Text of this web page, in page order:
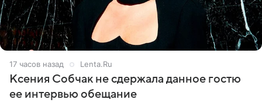
17 часов назад Lenta.Ru
Ксения Собчак не сдержала данное гостю
ее интервью обещание